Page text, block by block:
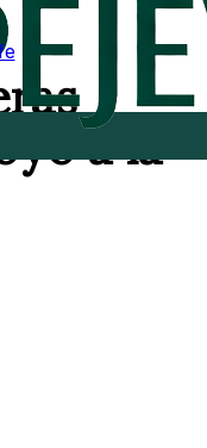
a la